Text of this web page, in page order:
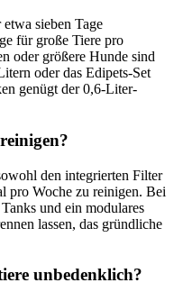
sieben Tage
für große Tiere pro
oder größere Hunde sind
oder das Edipets-Set
genügt der 0,6-Liter-
den integrierten Filter
pro Woche zu reinigen. Bei
und ein modulares
lassen, das gründliche
unbedenklich?